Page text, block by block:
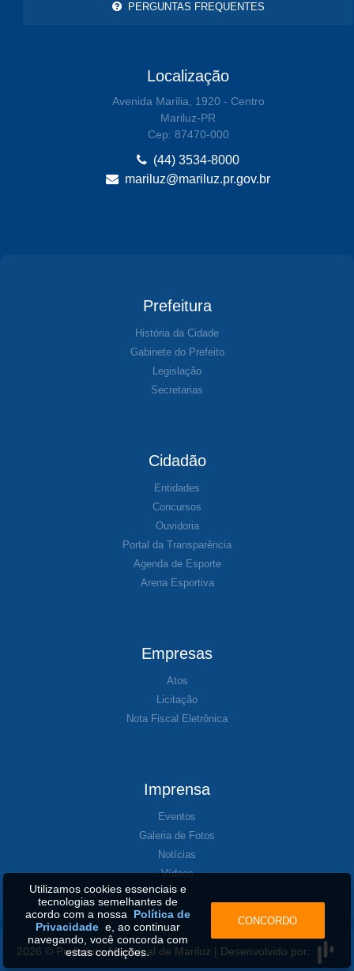
PERGUNTAS FREQUENTES
Localização
Avenida Marilia, 1920 - Centro
Mariluz-PR
Cep: 87470-000
(44) 3534-8000
mariluz@mariluz.pr.gov.br
Prefeitura
História da Cidade
Gabinete do Prefeito
Legislação
Secretarias
Cidadão
Entidades
Concursos
Ouvidoria
Portal da Transparência
Agenda de Esporte
Arena Esportiva
Empresas
Atos
Licitação
Nota Fiscal Eletrônica
Imprensa
Eventos
Galeria de Fotos
Notícias
Vídeos
2026 © Prefeitura Municipal de Mariluz | Desenvolvido por:
Utilizamos cookies essenciais e
tecnologias semelhantes de
acordo com a nossa Política de
Privacidadee, ao continuar
navegando, você concorda com
estas condições.
CONCORDO